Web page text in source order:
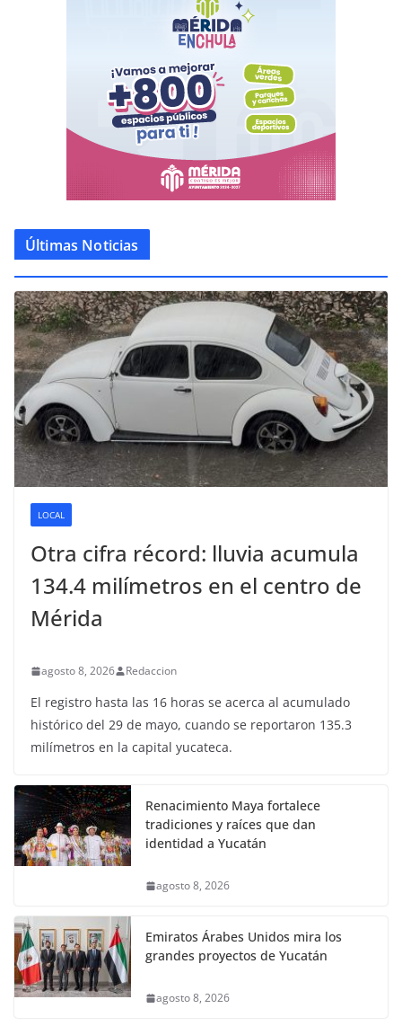
Últimas Noticias
LOCAL
Otra cifra récord: lluvia acumula
134.4 milímetros en el centro de
Mérida
agosto 8, 2026 Redaccion
El registro hasta las 16 horas se acerca al acumulado
histórico del 29 de mayo, cuando se reportaron 135.3
milímetros en la capital yucateca.
Renacimiento Maya fortalece
tradiciones y raíces que dan
identidad a Yucatán
agosto 8, 2026
Emiratos Árabes Unidos mira los
grandes proyectos de Yucatán
agosto 8, 2026